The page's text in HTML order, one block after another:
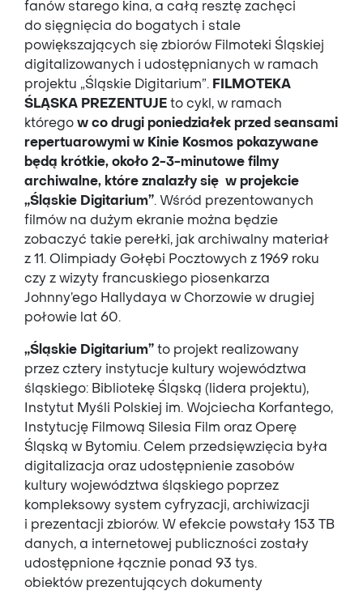
fanów starego kina, a całą resztę zachęci
do sięgnięcia do bogatych i stale
powiększających się zbiorów Filmoteki Śląskiej
digitalizowanych i udostępnianych w ramach
projektu „Śląskie Digitarium”. FILMOTEKA
ŚLĄSKA PREZENTUJE to cykl, w ramach
którego w co drugi poniedziałek przed seansami
repertuarowymi w Kinie Kosmos pokazywane
będą krótkie, około 2-3-minutowe filmy
archiwalne, które znalazły się w projekcie
„Śląskie Digitarium”. Wśród prezentowanych
filmów na dużym ekranie można będzie
zobaczyć takie perełki, jak archiwalny materiał
z 11. Olimpiady Gołębi Pocztowych z 1969 roku
czy z wizyty francuskiego piosenkarza
Johnny’ego Hallydaya w Chorzowie w drugiej
połowie lat 60.
„Śląskie Digitarium” to projekt realizowany
przez cztery instytucje kultury województwa
śląskiego: Bibliotekę Śląską (lidera projektu),
Instytut Myśli Polskiej im. Wojciecha Korfantego,
Instytucję Filmową Silesia Film oraz Operę
Śląską w Bytomiu. Celem przedsięwzięcia była
digitalizacja oraz udostępnienie zasobów
kultury województwa śląskiego poprzez
kompleksowy system cyfryzacji, archiwizacji
i prezentacji zbiorów. W efekcie powstały 153 TB
danych, a internetowej publiczności zostały
udostępnione łącznie ponad 93 tys.
obiektów prezentujących dokumenty